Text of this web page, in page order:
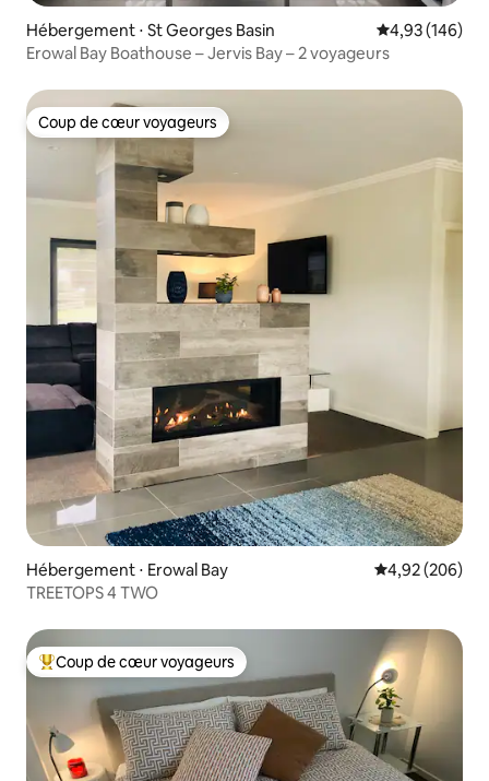
Hébergement ⋅ St Georges Basin Évaluation
4,93 (146)
Erowal Bay Boathouse – Jervis Bay – 2 voyageurs
Coup de cœur voyageurs
Coup de cœur voyageurs
Hébergement ⋅ Erowal Bay Évaluation
4,92 (206)
TREETOPS 4 TWO
Coups de cœur voyageurs les plus appréciés
Coup de cœur voyageurs